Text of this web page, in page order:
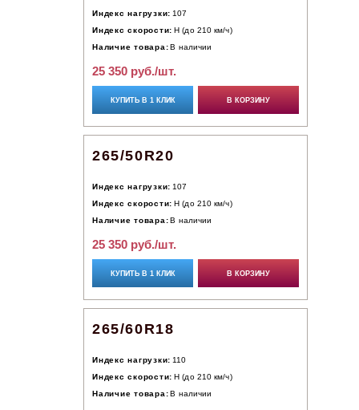
Индекс нагрузки: 107
Индекс скорости: H (до 210 км/ч)
Наличие товара: В наличии
25 350 руб./шт.
КУПИТЬ В 1 КЛИК В КОРЗИНУ
265/50R20
Индекс нагрузки: 107
Индекс скорости: H (до 210 км/ч)
Наличие товара: В наличии
25 350 руб./шт.
КУПИТЬ В 1 КЛИК В КОРЗИНУ
265/60R18
Индекс нагрузки: 110
Индекс скорости: H (до 210 км/ч)
Наличие товара: В наличии